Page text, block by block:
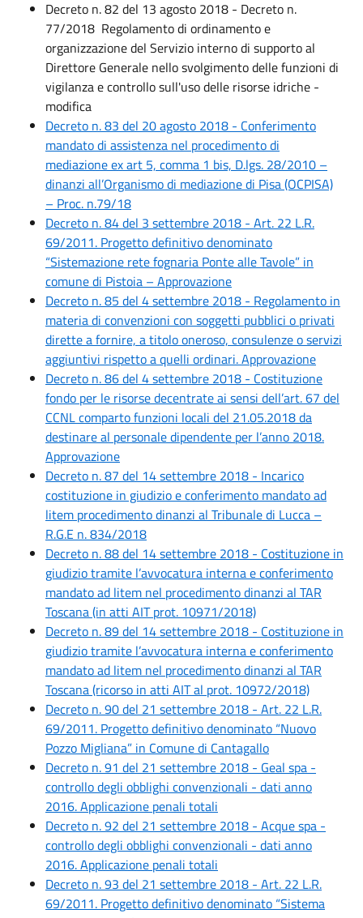
Decreto n. 82 del 13 agosto 2018 - Decreto n.
77/2018 Regolamento di ordinamento e
organizzazione del Servizio interno di supporto al
Direttore Generale nello svolgimento delle funzioni di
vigilanza e controllo sull'uso delle risorse idriche -
modifica
Decreto n. 83 del 20 agosto 2018 - Conferimento
mandato di assistenza nel procedimento di
mediazione ex art 5, comma 1 bis, D.lgs. 28/2010 –
dinanzi all’Organismo di mediazione di Pisa (OCPISA)
– Proc. n.79/18
Decreto n. 84 del 3 settembre 2018 - Art. 22 L.R.
69/2011. Progetto definitivo denominato
“Sistemazione rete fognaria Ponte alle Tavole” in
comune di Pistoia – Approvazione
Decreto n. 85 del 4 settembre 2018 - Regolamento in
materia di convenzioni con soggetti pubblici o privati
dirette a fornire, a titolo oneroso, consulenze o servizi
aggiuntivi rispetto a quelli ordinari. Approvazione
Decreto n. 86 del 4 settembre 2018 - Costituzione
fondo per le risorse decentrate ai sensi dell’art. 67 del
CCNL comparto funzioni locali del 21.05.2018 da
destinare al personale dipendente per l’anno 2018.
Approvazione
Decreto n. 87 del 14 settembre 2018 - Incarico
costituzione in giudizio e conferimento mandato ad
litem procedimento dinanzi al Tribunale di Lucca –
R.G.E n. 834/2018
Decreto n. 88 del 14 settembre 2018 - Costituzione in
giudizio tramite l’avvocatura interna e conferimento
mandato ad litem nel procedimento dinanzi al TAR
Toscana (in atti AIT prot. 10971/2018)
Decreto n. 89 del 14 settembre 2018 - Costituzione in
giudizio tramite l’avvocatura interna e conferimento
mandato ad litem nel procedimento dinanzi al TAR
Toscana (ricorso in atti AIT al prot. 10972/2018)
Decreto n. 90 del 21 settembre 2018 - Art. 22 L.R.
69/2011. Progetto definitivo denominato “Nuovo
Pozzo Migliana” in Comune di Cantagallo
Decreto n. 91 del 21 settembre 2018 - Geal spa -
controllo degli obblighi convenzionali - dati anno
2016. Applicazione penali totali
Decreto n. 92 del 21 settembre 2018 - Acque spa -
controllo degli obblighi convenzionali - dati anno
2016. Applicazione penali totali
Decreto n. 93 del 21 settembre 2018 - Art. 22 L.R.
69/2011. Progetto definitivo denominato “Sistema